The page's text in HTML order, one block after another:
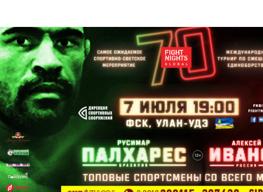
Брендинг,ТВ-Шоу
Спортивный брендинг,Промо,Cпортивное